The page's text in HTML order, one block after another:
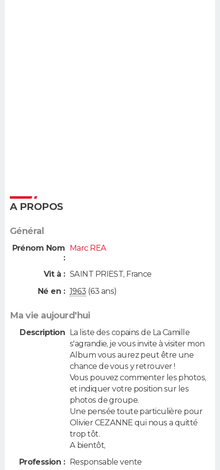
A PROPOS
Général
Prénom Nom
:
Marc REA
Vit à : SAINT PRIEST, France
Né en : 1963 (63 ans)
Ma vie aujourd'hui
Description La liste des copains de La Camille
s'agrandie, je vous invite à visiter mon
Album vous aurez peut être une
chance de vous y retrouver !
Vous pouvez commenter les photos,
et indiquer votre position sur les
photos de groupe.
Une pensée toute particulière pour
Olivier CEZANNE qui nous a quitté
trop tôt.
A bientôt,
Profession :
Responsable vente